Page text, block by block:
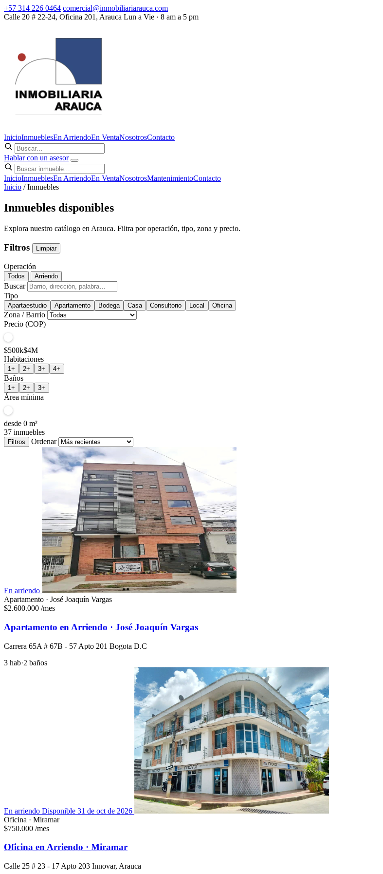
+57 314 226 0464 comercial@inmobiliariarauca.com
Calle 20 # 22-24, Oficina 201, Arauca Lun a Vie · 8 am a 5 pm
InicioInmueblesEn ArriendoEn VentaNosotrosContacto
Hablar con un asesor
InicioInmueblesEn ArriendoEn VentaNosotrosMantenimientoContacto
Inicio / Inmuebles
Inmuebles disponibles
Explora nuestro catálogo en Arauca. Filtra por operación, tipo, zona y precio.
Filtros Limpiar
Operación
Todos Arriendo
Buscar
Tipo
Apartaestudio Apartamento Bodega Casa Consultorio Local Oficina
Zona / Barrio
Precio (COP)
$500k$4M
Habitaciones
1+ 2+ 3+ 4+
Baños
1+ 2+ 3+
Área mínima
desde 0 m²
37 inmuebles
Filtros Ordenar
En arriendo
Apartamento · José Joaquín Vargas
$2.600.000 /mes
Apartamento en Arriendo · José Joaquín Vargas
Carrera 65A # 67B - 57 Apto 201 Bogota D.C
3 hab·2 baños
En arriendo Disponible 31 de oct de 2026
Oficina · Miramar
$750.000 /mes
Oficina en Arriendo · Miramar
Calle 25 # 23 - 17 Apto 203 Innovar, Arauca